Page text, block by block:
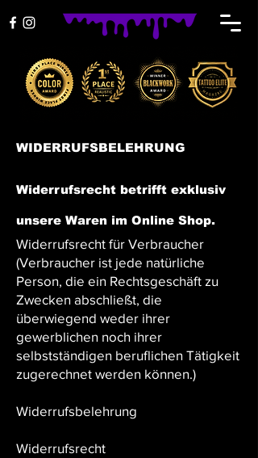
WIDERRUFSBELEHRUNG
Widerrufsrecht betrifft exklusiv
unsere Waren im Online Shop.
Widerrufsrecht für Verbraucher
(Verbraucher ist jede natürliche
Person, die ein Rechtsgeschäft zu
Zwecken abschließt, die
überwiegend weder ihrer
gewerblichen noch ihrer
selbstständigen beruflichen Tätigkeit
zugerechnet werden können.)
Widerrufsbelehrung
Widerrufsrecht